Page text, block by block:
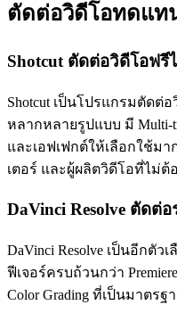
ตัดต่อวิดีโอทดแท
Shotcut ตัดต่อวิดีโอฟรี
Shotcut เป็นโปรแกรมตัดต่อ
หลากหลายรูปแบบ มี Multi-
และเอฟเฟกต์ให้เลือกใช้มา
เตอร์ และผู้ผลิตวิดีโอที่ไม่
DaVinci Resolve ตัดต่
DaVinci Resolve เป็นอีกตั
ฟีเจอร์ครบถ้วนกว่า
Color Grading ที่เป็นมาตร